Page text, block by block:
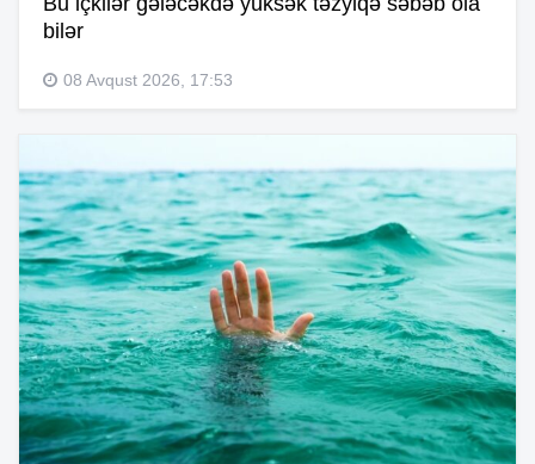
bilər
08 Avqust 2026, 17:53